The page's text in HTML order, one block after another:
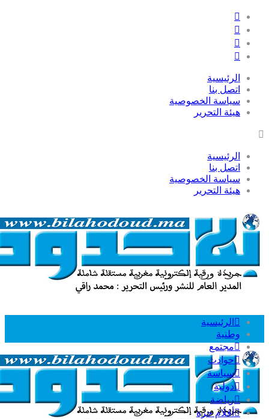
الرئيسية
اتصل بنا
سياسة الخصوصية
هيئة التحرير
الرئيسية
اتصل بنا
سياسة الخصوصية
هيئة التحرير
الرئيسية
وطنية
مجتمع
حوادث
سياسة
دولية
رياضة
أقلام حرة